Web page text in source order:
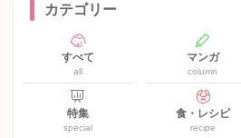
カテゴリー
すべて
all
マンガ
column
特集
special
食・レシピ
recipe